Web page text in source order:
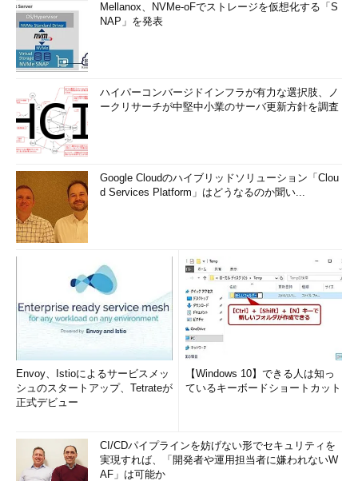
Mellanox、NVMe-oFでストレージを仮想化する「S
NAP」を発表
ハイパーコンバージドインフラが有力な選択肢、ノ
ークリサーチが中堅中小業のサーバ更新方針を調査
Google Cloudのハイブリッドソリューション「Clou
d Services Platform」はどうなるのか聞い...
Envoy、Istioによるサービスメッ
シュのスタートアップ、Tetrateが
正式デビュー
【Windows 10】できる人は知っ
ているキーボードショートカット
CI/CDパイプラインを妨げない形でセキュリティを
実現すれば、「開発者や運用担当者に嫌われないW
AF」は可能か